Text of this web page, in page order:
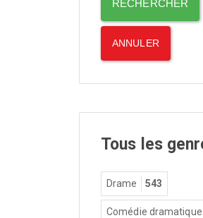
Tous les
Drame 543
Comédie dramatique